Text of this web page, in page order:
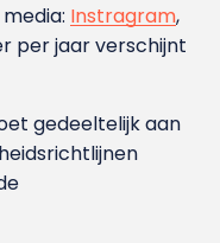
Instragram,
per jaar verschijnt
gedeeltelijk aan